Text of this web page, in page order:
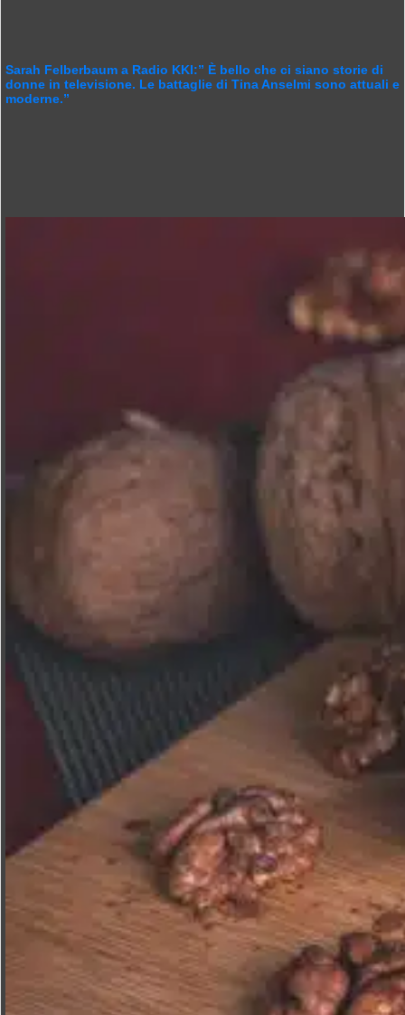
Sarah Felberbaum a Radio KKI:” È bello che ci siano storie di
donne in televisione. Le battaglie di Tina Anselmi sono attuali e
moderne.”